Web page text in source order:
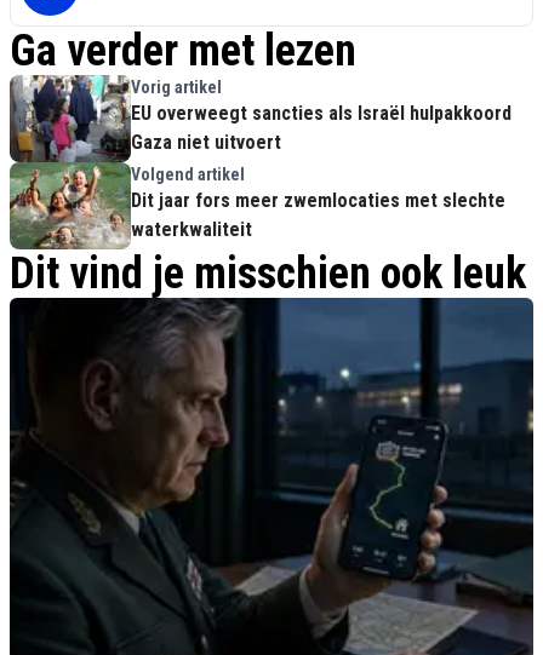
Ga verder met lezen
Vorig artikel
EU overweegt sancties als Israël hulpakkoord
Gaza niet uitvoert
Volgend artikel
Dit jaar fors meer zwemlocaties met slechte
waterkwaliteit
Dit vind je misschien ook leuk